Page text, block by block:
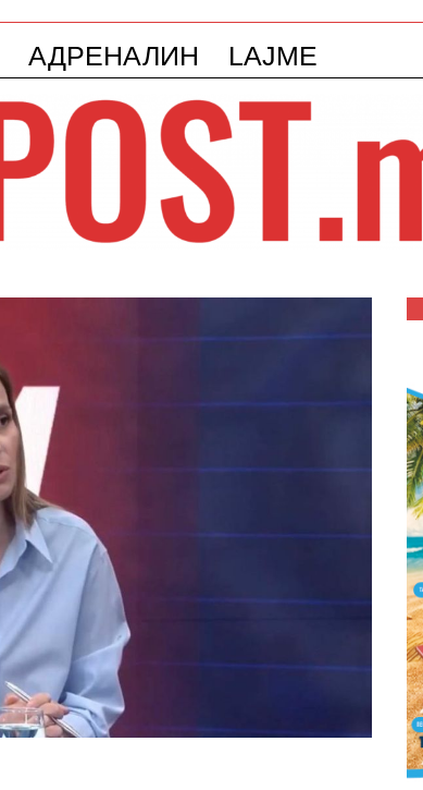
АДРЕНАЛИН LAJME